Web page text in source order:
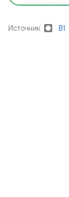
Источник B1